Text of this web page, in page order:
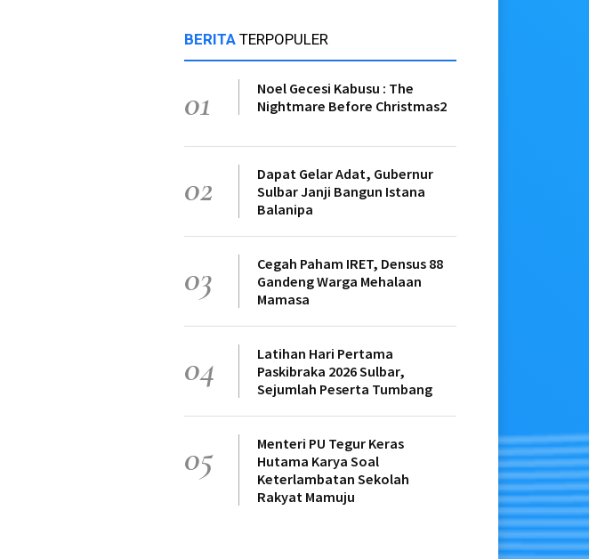
BERITATERPOPULER
01
Noel Gecesi Kabusu : The
Nightmare Before Christmas2
02
Dapat Gelar Adat, Gubernur
Sulbar Janji Bangun Istana
Balanipa
03
Cegah Paham IRET, Densus 88
Gandeng Warga Mehalaan
Mamasa
04
Latihan Hari Pertama
Paskibraka 2026 Sulbar,
Sejumlah Peserta Tumbang
05
Menteri PU Tegur Keras
Hutama Karya Soal
Keterlambatan Sekolah
Rakyat Mamuju